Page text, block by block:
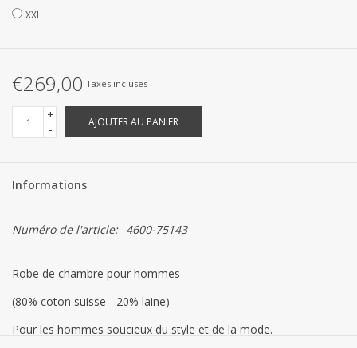
XXL
€269,00 Taxes incluses
+
-
AJOUTER AU PANIER
Informations
Numéro de l'article: 4600-75143
Robe de chambre pour hommes
(80% coton suisse - 20% laine)
Pour les hommes soucieux du style et de la mode.